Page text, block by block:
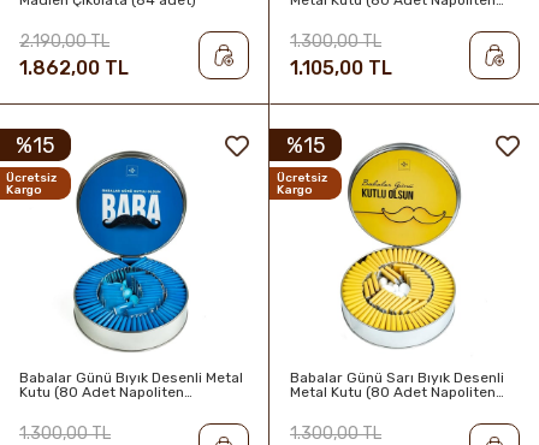
1.862,00 TL
2.190,00 TL
1.105,00 TL
1.300,00 TL
Babalar Günü Bıyık Desenli Metal
Kutu (80 Adet Napoliten
1.300,00 TL
%15
Ücretsiz
Kargo
Babalar Günü Sarı Bıyık Desenli
Metal Kutu (80 Adet Napoliten
1.300,00 TL
%15
Ücretsiz
Kargo